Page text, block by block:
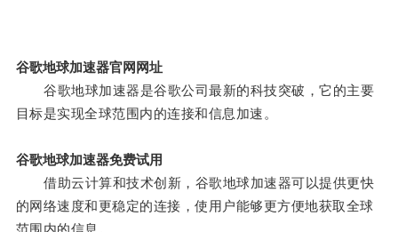
谷歌地球加速器官网网址
谷歌地球加速器是谷歌公司最新的科技突破，它的主要
目标是实现全球范围内的连接和信息加速。
谷歌地球加速器免费试用
借助云计算和技术创新，谷歌地球加速器可以提供更快
的网络速度和更稳定的连接，使用户能够更方便地获取全球